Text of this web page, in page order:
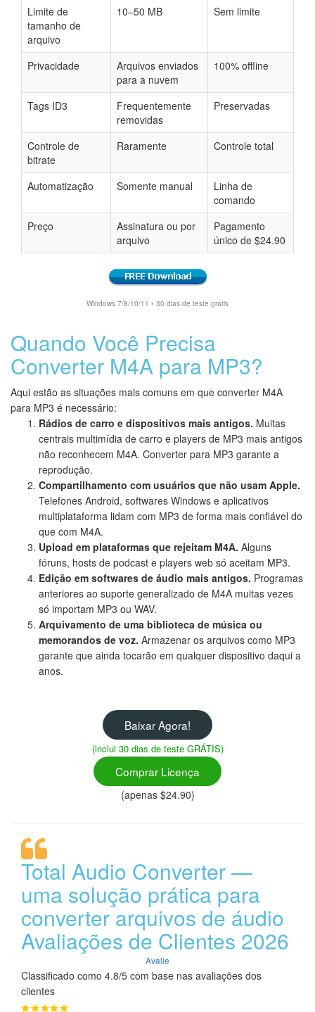
Limite de
tamanho de
arquivo
10–50 MB Sem limite
Privacidade
Arquivos enviados
para a nuvem
100% offline
Tags ID3
Frequentemente
removidas
Preservadas
Controle de
bitrate
Raramente Controle total
Automatização Somente manual
Linha de
comando
Preço
Assinatura ou por
arquivo
Pagamento
único de $24.90
Windows 7/8/10/11 • 30 dias de teste grátis
Quando Você Precisa
Converter M4A para MP3?
Aqui estão as situações mais comuns em que converter M4A
para MP3 é necessário:
Rádios de carro e dispositivos mais antigos. Muitas
centrais multimídia de carro e players de MP3 mais antigos
não reconhecem M4A. Converter para MP3 garante a
reprodução.
Compartilhamento com usuários que não usam Apple.
Telefones Android, softwares Windows e aplicativos
multiplataforma lidam com MP3 de forma mais confiável do
que com M4A.
Upload em plataformas que rejeitam M4A. Alguns
fóruns, hosts de podcast e players web só aceitam MP3.
Edição em softwares de áudio mais antigos. Programas
anteriores ao suporte generalizado de M4A muitas vezes
só importam MP3 ou WAV.
Arquivamento de uma biblioteca de música ou
memorandos de voz. Armazenar os arquivos como MP3
garante que ainda tocarão em qualquer dispositivo daqui a
anos.
Baixar Agora!
(inclui 30 dias de teste GRÁTIS)
Comprar Licença
(apenas $24.90)
Total Audio Converter —
uma solução prática para
converter arquivos de áudio
Avaliações de Clientes 2026
Avalie
Classificado como 4.8/5 com base nas avaliações dos
clientes